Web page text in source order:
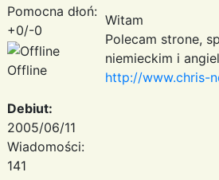
Pomocna dłoń:
+0/-0
Offline
Debiut:
2005/06/11
Wiadomości:
141
Witam
Polecam strone,
niemieckim i
http://www.chris-